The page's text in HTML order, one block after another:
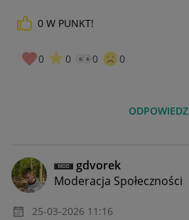
0 W PUNKT!
0 0 0 0
ODPOWIEDZ
gdvorek
Moderacja Społeczności
‎25-03-2026 11:16